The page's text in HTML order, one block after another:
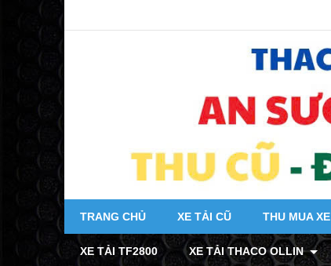
TRANG CHỦ XE TẢI CŨ THU MUA XE
XE TẢI TF2800 XE TẢI THACO OLLIN